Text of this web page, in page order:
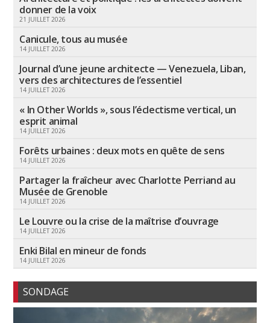
donner de la voix
21 JUILLET 2026
Canicule, tous au musée
14 JUILLET 2026
Journal d’une jeune architecte — Venezuela, Liban,
vers des architectures de l’essentiel
14 JUILLET 2026
« In Other Worlds », sous l’éclectisme vertical, un
esprit animal
14 JUILLET 2026
Forêts urbaines : deux mots en quête de sens
14 JUILLET 2026
Partager la fraîcheur avec Charlotte Perriand au
Musée de Grenoble
14 JUILLET 2026
Le Louvre ou la crise de la maîtrise d’ouvrage
14 JUILLET 2026
Enki Bilal en mineur de fonds
14 JUILLET 2026
SONDAGE